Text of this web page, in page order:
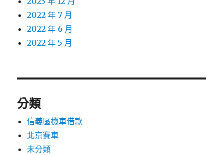
2022 年 7 月
2022 年 6 月
2022 年 5 月
分類
信義區機車借款
北京賽車
未分類